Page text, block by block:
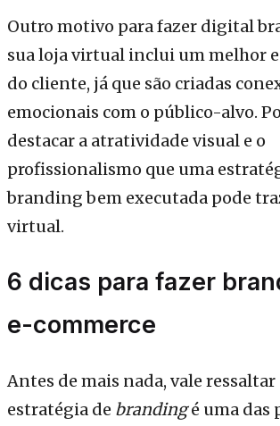
Outro motivo para fazer digital
sua loja virtual inclui um melhor
do cliente, já que são criadas
emocionais com o público-alvo.
destacar a atratividade visual e o
profissionalismo que uma
branding bem executada pode
virtual.
6 dicas para fazer
e-commerce
Antes de mais nada, vale
estratégia de brandingé uma das